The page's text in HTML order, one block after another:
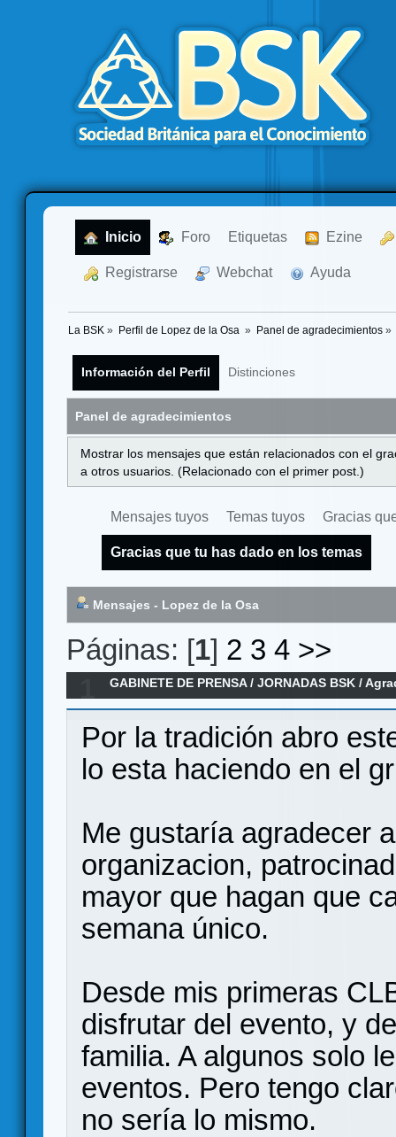
Inicio Foro Etiquetas Ezine
Registrarse Webchat Ayuda
La BSK » Perfil de Lopez de la Osa » Panel de agradecimientos»
Información del Perfil Distinciones
Panel de agradecimientos
Mostrar los mensajes que están relacionados con el
a otros usuarios. (Relacionado con el primer post.)
Mensajes tuyos Temas tuyos Gracias
Gracias que tu has dado en los temas
Mensajes - Lopez de la Osa
Páginas: [1] 2 3 4 >>
GABINETE DE PRENSA/JORNADAS BSK /
Por la tradición abro
lo esta haciendo en el
Me gustaría agradecer
organizacion,
mayor que hagan que
semana único.
Desde mis primeras
disfrutar del evento, y
familia. A algunos solo
eventos. Pero tengo
no sería lo mismo.